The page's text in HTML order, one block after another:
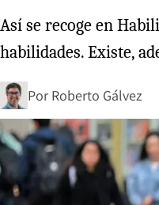
Así se recoge en
habilidades. Existe,
Por Roberto Gálvez